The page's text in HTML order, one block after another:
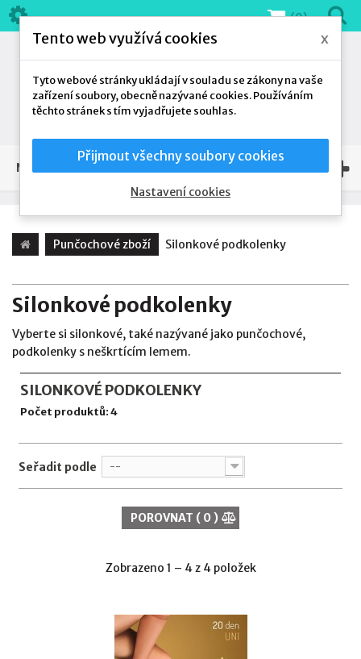
(0)
NAŠE NABÍDKA
Punčochové zboží Silonkové podkolenky
Silonkové podkolenky
Vyberte si silonkové, také nazývané jako punčochové,
podkolenky s neškrtícím lemem.
SILONKOVÉ PODKOLENKY
Počet produktů: 4
Seřadit podle --
POROVNAT ( 0)
Zobrazeno 1 – 4 z 4 položek
Tento web využívá cookies x
Tyto webové stránky ukládají v souladu se zákony na vaše
zařízení soubory, obecně nazývané cookies. Používáním
těchto stránek s tím vyjadřujete souhlas.
Přijmout všechny soubory cookies
Nastavení cookies